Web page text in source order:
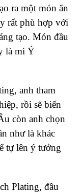
ra một món ăn
rất phù hợp với
tạo. Món đầu
là mì Ý
anh tham
rồi sẽ biến
còn anh chọn
như là khác
tự lên ý tưởng
Plating, đầu